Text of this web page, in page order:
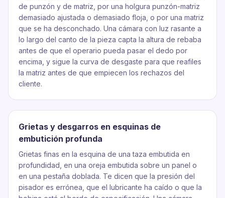
de punzón y de matriz, por una holgura punzón-matriz
demasiado ajustada o demasiado floja, o por una matriz
que se ha desconchado. Una cámara con luz rasante a
lo largo del canto de la pieza capta la altura de rebaba
antes de que el operario pueda pasar el dedo por
encima, y sigue la curva de desgaste para que reafiles
la matriz antes de que empiecen los rechazos del
cliente.
Grietas y desgarros en esquinas de
embutición profunda
Grietas finas en la esquina de una taza embutida en
profundidad, en una oreja embutida sobre un panel o
en una pestaña doblada. Te dicen que la presión del
pisador es errónea, que el lubricante ha caído o que la